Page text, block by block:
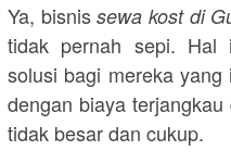
Ya, bisnissewa kost di
tidak pernah sepi. Hal
solusi bagi mereka
dengan biaya
tidak besar dan cukup.